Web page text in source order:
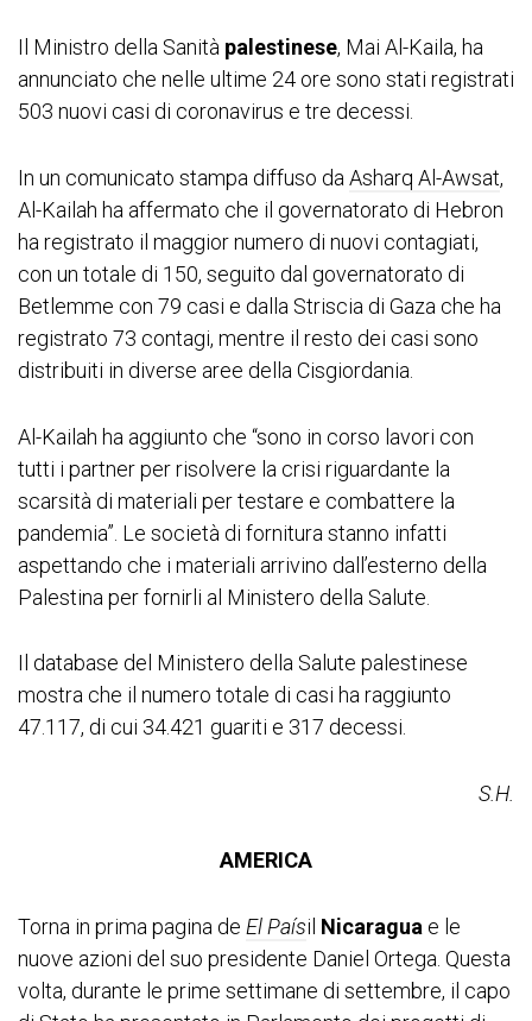
Il Ministro della Sanità palestinese, Mai Al-Kaila, ha
annunciato che nelle ultime 24 ore sono stati registrati
503 nuovi casi di coronavirus e tre decessi.
In un comunicato stampa diffuso da Asharq Al-Awsat,
Al-Kailah ha affermato che il governatorato di Hebron
ha registrato il maggior numero di nuovi contagiati,
con un totale di 150, seguito dal governatorato di
Betlemme con 79 casi e dalla Striscia di Gaza che ha
registrato 73 contagi, mentre il resto dei casi sono
distribuiti in diverse aree della Cisgiordania.
Al-Kailah ha aggiunto che “sono in corso lavori con
tutti i partner per risolvere la crisi riguardante la
scarsità di materiali per testare e combattere la
pandemia”. Le società di fornitura stanno infatti
aspettando che i materiali arrivino dall’esterno della
Palestina per fornirli al Ministero della Salute.
Il database del Ministero della Salute palestinese
mostra che il numero totale di casi ha raggiunto
47.117, di cui 34.421 guariti e 317 decessi.
S.H.
AMERICA
Torna in prima pagina de El Paísil Nicaragua e le
nuove azioni del suo presidente Daniel Ortega. Questa
volta, durante le prime settimane di settembre, il capo